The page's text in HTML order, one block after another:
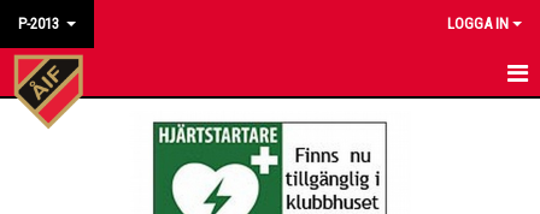
P-2013 LOGGA IN
HEM